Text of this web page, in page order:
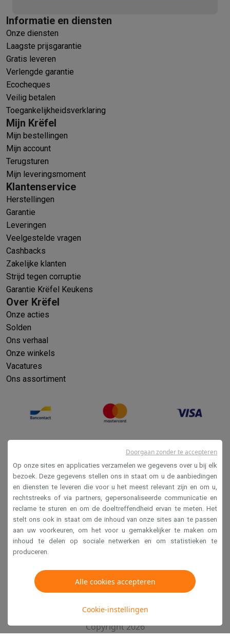
Informatie en diensten
Onze diensten
Laagste prijsgarantie
Gratis leveren
Verlengde garantie
Ecocheques
Veilig betalen
Toegankelijkheidsverklaring
Mijn Krëfel
Mijn bestellingen
Mijn account
Terugsturen
Mijn leveringsmoment
Klantenservice
Herstellingen
Garantie
Leveringen
Veelgestelde vragen
Cashbacks
Zakelijke klanten
Strijd tegen corruptie
Garantie Krëfel Keukens
Over Krëfel
Onze acties
Solden
Ons verhaal
Onze winkels
Vacatures
Ons assortiment
Verkoopsvoorwaarden
Privacy
Disclaimer
Cookies
Krëfel NV - Steenstraat 44 - Industriezone 4 "T Sas",
1851 Humbeek, België
Copyright 2026
Op onze sites en applicaties verzamelen we gegevens over u bij elk
bezoek. Deze gegevens stellen ons in staat om u de aanbiedingen
en diensten te leveren die voor u het meest relevant zijn en om u,
rechtstreeks of via partners, gepersonaliseerde communicatie en
reclame te sturen en om de doeltreffendheid ervan te meten. Het
stelt ons ook in staat om de inhoud van onze sites aan te passen
aan uw voorkeuren, om het voor u gemakkelijker te maken om
inhoud te delen op sociale netwerken en om statistieken te
produceren.
Alle cookies accepteren
Cookie-instellingen
Doorgaan zonder te accepteren